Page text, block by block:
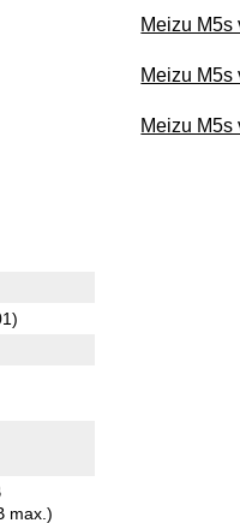
max.)
Meizu M5s
Meizu M5s
Meizu M5s